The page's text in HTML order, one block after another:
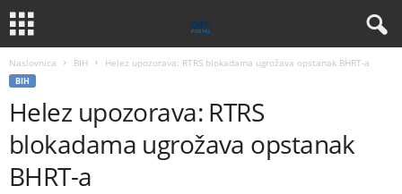
Naslovnica BIH Helez upozorava: RTRS blokadama ugrožava opstanak BHRT-a
BIH
Helez upozorava: RTRS
blokadama ugrožava opstanak
BHRT-a